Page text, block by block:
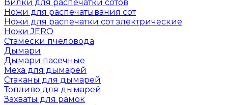
Вилки для распечатки сотов
Ножи для распечатывания сот
Ножи для распечатки сот электрические
Ножи JERO
Стамески пчеловода
Дымари
Дымари пасечные
Меха для дымарей
Стаканы для дымарей
Топливо для дымарей
Захваты для рамок